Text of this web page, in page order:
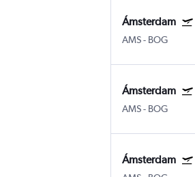
Ámsterdam
AMS- BOG
Ámsterdam
AMS- BOG
Ámsterdam